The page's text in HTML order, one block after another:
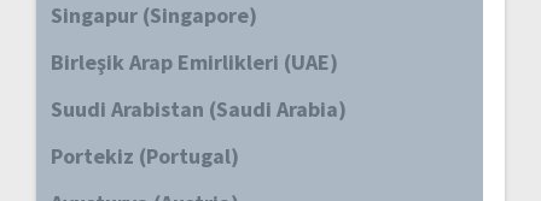
Singapur (Singapore)
Birleşik Arap Emirlikleri (UAE)
Suudi Arabistan (Saudi Arabia)
Portekiz (Portugal)